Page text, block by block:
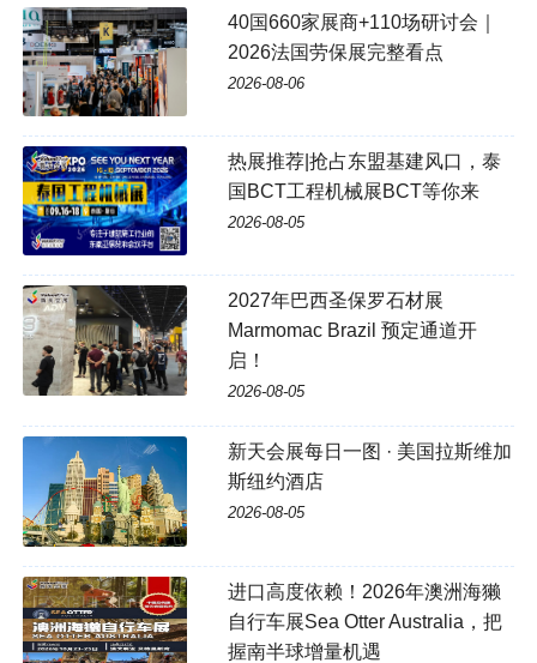
40国660家展商+110场研讨会｜
2026法国劳保展完整看点
2026-08-06
热展推荐|抢占东盟基建风口，泰
国BCT工程机械展BCT等你来
2026-08-05
2027年巴西圣保罗石材展
Marmomac Brazil 预定通道开
启！
2026-08-05
新天会展每日一图 · 美国拉斯维加
斯纽约酒店
2026-08-05
进口高度依赖！2026年澳洲海獭
自行车展Sea Otter Australia，把
握南半球增量机遇